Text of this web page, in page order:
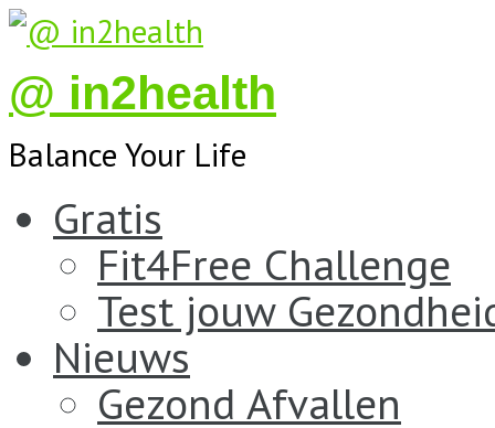
@ in2health
Balance Your Life
Gratis
Fit4Free Challenge
Test jouw
Nieuws
Gezond Afvallen